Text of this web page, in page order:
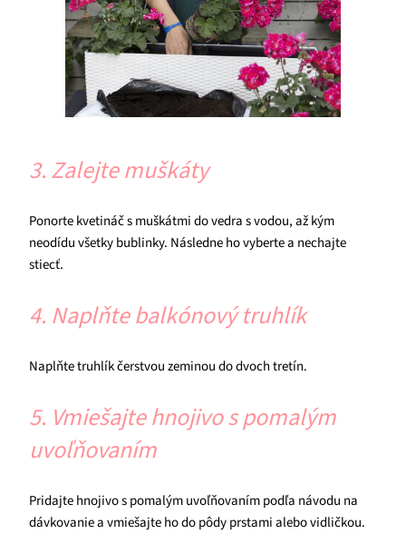
3. Zalejte muškáty
Ponorte kvetináč s muškátmi do vedra s vodou, až kým
neodídu všetky bublinky. Následne ho vyberte a nechajte
stiecť.
4. Naplňte balkónový truhlík
Naplňte truhlík čerstvou zeminou do dvoch tretín.
5. Vmiešajte hnojivo s pomalým
uvoľňovaním
Pridajte hnojivo s pomalým uvoľňovaním podľa návodu na
dávkovanie a vmiešajte ho do pôdy prstami alebo vidličkou.